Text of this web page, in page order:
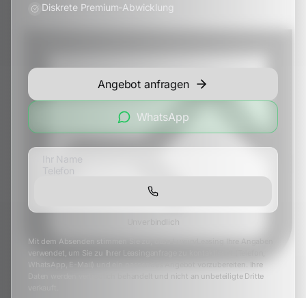
Diskrete Premium-Abwicklung
Angebot anfragen
WhatsApp
Unverbindlich
Mit dem Absenden stimmen Sie zu, dass LuxuryLeasing Ihre Angaben
verwendet, um Sie zu Ihrer Leasinganfrage zu kontaktieren (Telefon,
WhatsApp, E-Mail) und ein passendes Angebot vorzubereiten. Ihre
Daten werden vertraulich behandelt und nicht an unbeteiligte Dritte